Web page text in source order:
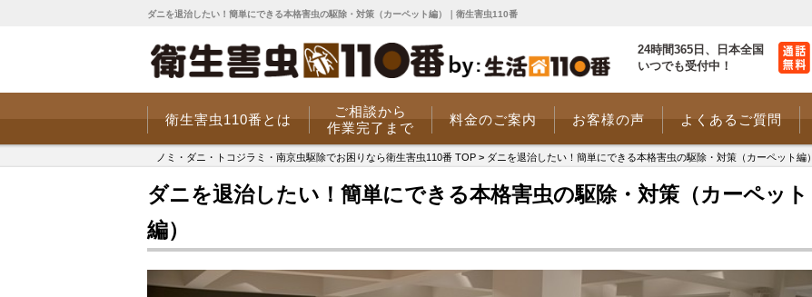
ダニを退治したい！簡単にできる本格害虫の駆除・対策（カーペット編）｜衛生害虫110番
24時間365日、
日本全国
いつでも受付中！
衛生害虫110番とは
ご相談から
作業完了まで
料金のご案内 お客様の声 よくあるご質問
ノミ・ダニ・トコジラミ・南京虫駆除でお困りなら衛生害虫110番 TOP > ダニを退治したい！簡単にできる本格害虫の駆除・対策（カーペット編）
ダニを退治したい！簡単にできる本格害虫の駆除・対策（カーペット
編）